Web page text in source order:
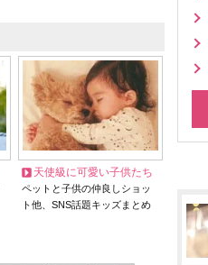
天使級に可愛い子供たち
ペットと子供の仲良しショッ
ト他、SNS話題キッズまとめ